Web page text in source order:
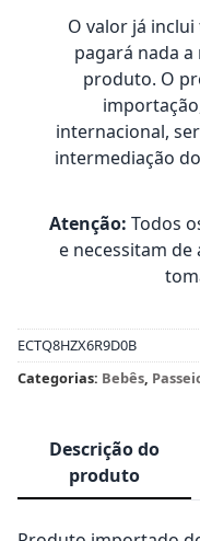
O valor já
pagará nada
produto. O
internacional,
intermediação
Atenção: Todos
e necessitam
ECTQ8HZX6R9D0B
Categorias: Bebês,
Descrição do
produto